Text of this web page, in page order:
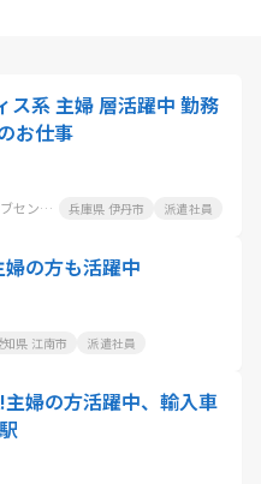
ス系 主婦 層活躍中 勤務
お仕事
株式会社ティーエム・テックス 尼崎ジョブセンター 兵庫県 伊丹市 派遣社員
の方も活躍中
知県 江南市 派遣社員
婦の方活躍中、輸入車